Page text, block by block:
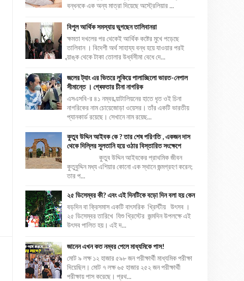
বন্ধনকে এক অন্য মাত্রা দিয়েছে অস্ট্রেলিয়ার ...
বিপুল আর্থিক সমস্যায় ভুগছেন তালিবানরা
ক্ষমতা দখলের পর থেকেই আর্থিক কষ্টের মুখে পড়েছে
তালিবান । বিদেশী অর্থ সাহায্য বন্ধ হয়ে যাওয়ার পরই
ব্য়াঙ্ক থেকে টাকা তোলার উর্ধ্বসীমা বেধে দে...
জলের ট্যাং এর ভিতরে লুকিয়ে পালাচ্ছিলো ভারত-নেপাল
সীমান্তে । গ্ৰেফতার চীনা নাগরিক
এসএসবি-র ৪১ নম্বর ব্য়াটালিয়নের হাতে ধৃত ওই চিনা
নাগরিকের নাম চোয়েজোড়া ওয়েসর। তাঁর একটি ভারতীয়
প্যানকার্ড রয়েছে। সেখানে নাম রয়েছ...
কুতুব উদ্দিন আইবক কে ? তার শেষ পরিণতি , একজন দাস
থেকে দিল্লির সুলতানি হয়ে ওঠার বিস্তারিত সংক্ষেপে
কুতুব উদ্দিন আইবকের প্রাথমিক জীবন
কুতুবুদ্দিন মধ্য এশিয়ার কোনো এক স্থানে জন্মগ্রহণ করেন;
তার প...
২৫ ডিসেম্বর কী? এবং এই দিনটিকে বড়ো দিন বলা হয় কেন
বড়দিন বা ক্রিসমাস একটি বাৎসরিক খ্রিস্টীয় উৎসব ।
২৫ ডিসেম্বর তারিখে যিশু খ্রিস্টের জন্মদিন উপলক্ষে এই
উৎসব পালিত হয়। এই দ...
জানেন এখন কত নম্বর পেলে মাধ্যমিকে পাস!
মোট ৯ লক্ষ ১২ হাজার ৫৯৮ জন পরীক্ষার্থী মাধ্যমিক পরীক্ষা
দিয়েছিল। মোট ৭ লক্ষ ৬৫ হাজার ২৫২ জন পরীক্ষার্থী
পরীক্ষায় পাস করেছে। প্রথ...